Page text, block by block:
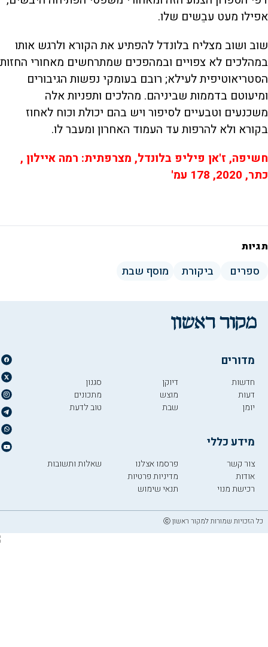
אפילו מעט עבֵשים שלו.
שוב ושוב מצליח בלונדל להפתיע את הקורא ולרגש אותו
במהלכים לא צפויים ובמהפכים שמתרחשים מאחורי החזות
הסטריאוטיפית לעילא; רובם בעומקי נפשות הגיבורים
ומיעוטם בדממות שביניהם. מהלכים ותפניות אלה
משכנעים וטבעיים לסיפור ויש בהם יכולת וכוח לאחוז
בקורא ולא להרפות עד העמוד האחרון ומעבר לו.
חשיפה, ז'אן פיליפ בלונדל, מצרפתית: רמה איילון ,
כתר, 2020, 178 עמ'
תגיות
ספרים ביקורת מוסף שבת
מדורים
חדשות
דעות
יומן
דיוקן
מוצש
שבת
סגנון
מתכונים
טוב לדעת
מידע כללי
צור קשר
אודות
רכישת מנוי
פרסמו אצלנו
מדיניות פרטיות
תנאי שימוש
שאלות ותשובות
כל הזכויות שמורות למקור ראשון ⓒ